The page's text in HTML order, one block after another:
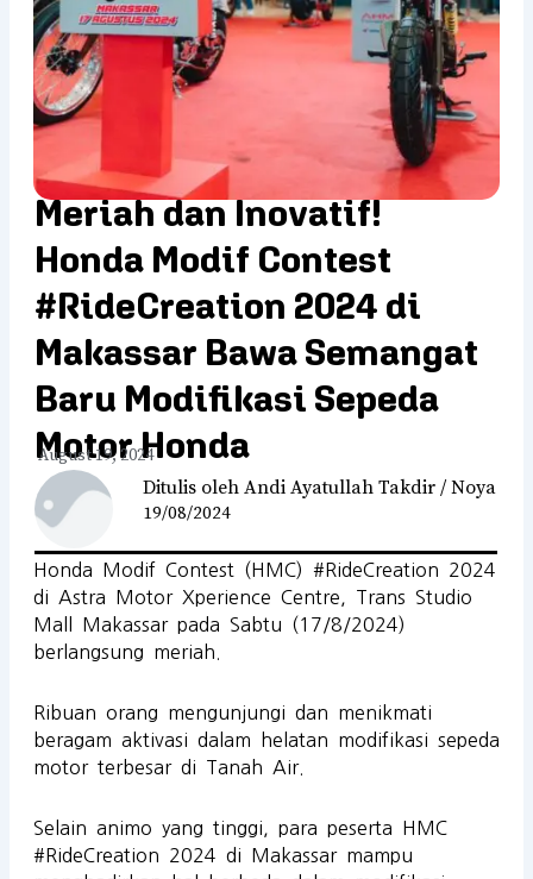
Meriah dan Inovatif!
Honda Modif Contest
#RideCreation 2024 di
Makassar Bawa Semangat
Baru Modifikasi Sepeda
Motor Honda
August 19, 2024
Ditulis oleh Andi Ayatullah Takdir / Noya
19/08/2024
Honda Modif Contest (HMC) #RideCreation 2024
di Astra Motor Xperience Centre, Trans Studio
Mall Makassar pada Sabtu (17/8/2024)
berlangsung meriah.
Ribuan orang mengunjungi dan menikmati
beragam aktivasi dalam helatan modifikasi sepeda
motor terbesar di Tanah Air.
Selain animo yang tinggi, para peserta HMC
#RideCreation 2024 di Makassar mampu